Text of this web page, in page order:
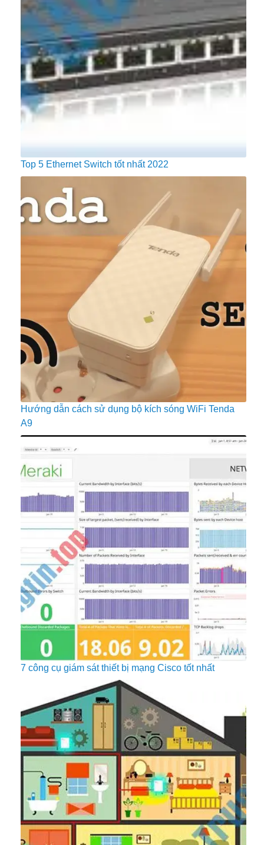
Top 5 Ethernet Switch tốt nhất 2022
Hướng dẫn cách sử dụng bộ kích sóng WiFi Tenda
A9
7 công cụ giám sát thiết bị mạng Cisco tốt nhất